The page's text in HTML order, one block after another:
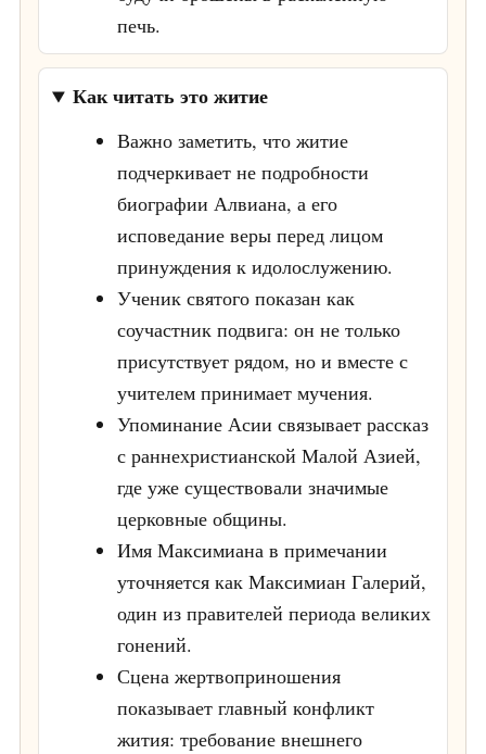
печь.
Как читать это житие
Важно заметить, что житие
подчеркивает не подробности
биографии Алвиана, а его
исповедание веры перед лицом
принуждения к идолослужению.
Ученик святого показан как
соучастник подвига: он не только
присутствует рядом, но и вместе с
учителем принимает мучения.
Упоминание Асии связывает рассказ
с раннехристианской Малой Азией,
где уже существовали значимые
церковные общины.
Имя Максимиана в примечании
уточняется как Максимиан Галерий,
один из правителей периода великих
гонений.
Сцена жертвоприношения
показывает главный конфликт
жития: требование внешнего